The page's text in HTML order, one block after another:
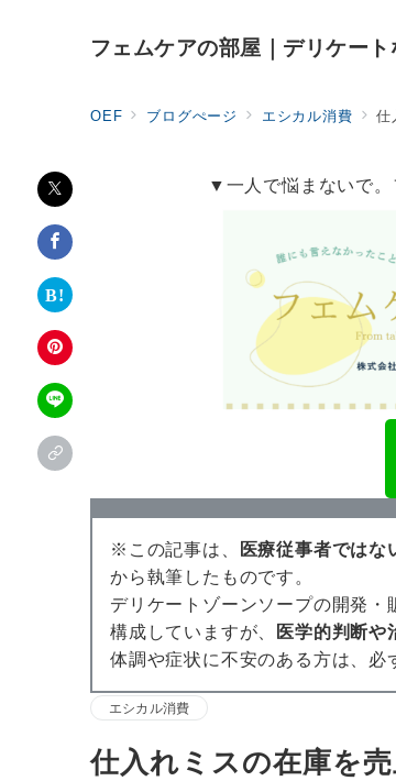
フェムケアの部屋｜デリケート
OEF ブログぺージ エシカル消費 仕
▼一人で悩まないで
※この記事は、 医療従事者ではな
から執筆したものです。
デリケートゾーンソープの開発・
構成していますが、
医学的判断や
体調や症状に不安のある方は、必
エシカル消費
仕入れミスの在庫を